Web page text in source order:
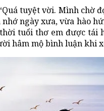
tuyệt vời. Mình chờ
ngày xưa, vừa hào
tuổi thơ em được tái
hâm mộ bình luận khi